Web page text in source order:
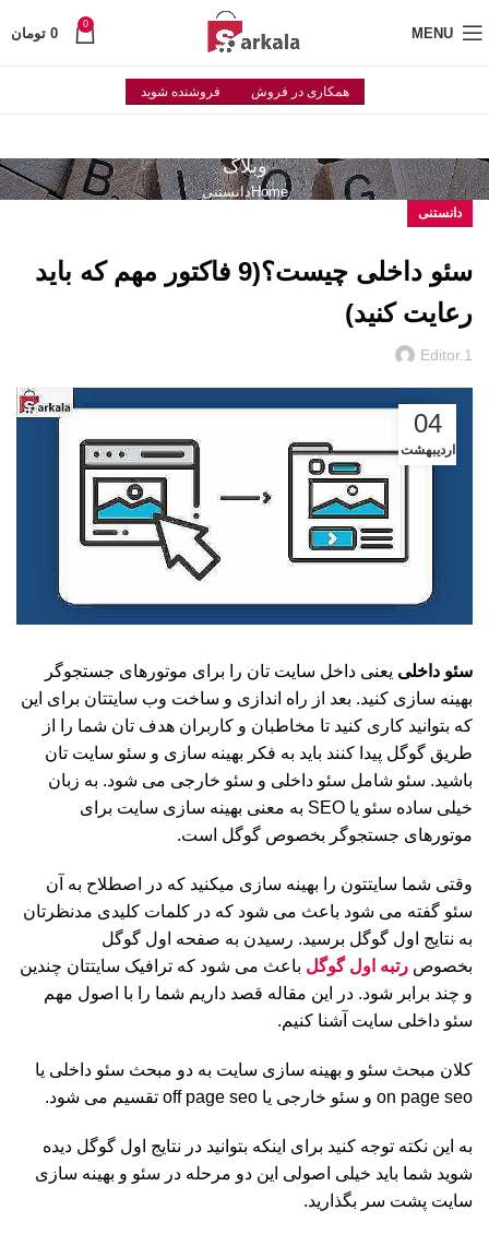
MENU
0
0 تومان
همکاری در فروش فروشنده شوید
وبلاگ
Homeدانستنی
دانستنی
سئو داخلی چیست؟(9 فاکتور مهم که باید
رعایت کنید)
Editor.1
04
اردیبهشت
سئو داخلی یعنی داخل سایت تان را برای موتورهای جستجوگر
بهینه سازی کنید. بعد از راه اندازی و ساخت وب سایتتان برای این
که بتوانید کاری کنید تا مخاطبان و کاربران هدف تان شما را از
طریق گوگل پیدا کنند باید به فکر بهینه سازی و سئو سایت تان
باشید. سئو شامل سئو داخلی و سئو خارجی می شود. به زبان
خیلی ساده سئو یا SEO به معنی بهینه سازی سایت برای
موتورهای جستجوگر بخصوص گوگل است.
وقتی شما سایتتون را بهینه سازی میکنید که در اصطلاح به آن
سئو گفته می شود باعث می شود که در کلمات کلیدی مدنظرتان
به نتایج اول گوگل برسید. رسیدن به صفحه اول گوگل
بخصوص رتبه اول گوگل باعث می شود که ترافیک سایتتان چندین
و چند برابر شود. در این مقاله قصد داریم شما را با اصول مهم
سئو داخلی سایت آشنا کنیم.
کلان مبحث سئو و بهینه سازی سایت به دو مبحث سئو داخلی یا
on page seo و سئو خارجی یا off page seo تقسیم می شود.
به این نکته توجه کنید برای اینکه بتوانید در نتایج اول گوگل دیده
شوید شما باید خیلی اصولی این دو مرحله در سئو و بهینه سازی
سایت پشت سر بگذارید.